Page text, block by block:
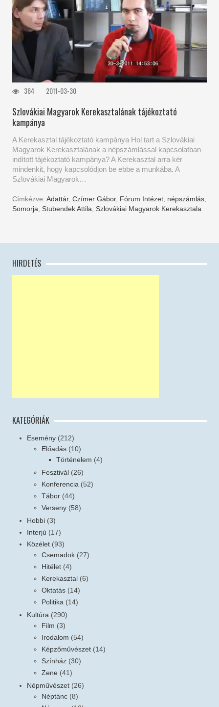
364 2011-03-30
Szlovákiai Magyarok Kerekasztalának tájékoztató
kampánya
A Kerekasztal tájékoztató kampánya Hol tart a Szlovákiai
Magyarok Kerekasztalának a népszámlással kapcsolatban
indított tájékoztató kampánya? A Kerekasztal arra kér
mindenkit, hogy kapcsolódjon be ebbe a munkába. A
Szlovákiai Magyarok…
Címkézve: Adattár, Czímer Gábor, Fórum Intézet népszámlás
Somorja
Stubendek Attila Szlovákiai Magyarok Kerekasztala
HIRDETÉS
KATEGÓRIÁK
Esemény (212)
Előadás (10)
Történelem (4)
Fesztivál (26)
Konferencia (52)
Tábor (44)
Verseny (58)
Hobbi (3)
Interjú (17)
Közélet (93)
Csemadok (27)
Hitélet (4)
Kerekasztal (6)
Oktatás (14)
Politika (14)
Kultúra (290)
Film (3)
Irodalom (54)
Képzőművészet (14)
Színház (30)
Zene (41)
Népművészet (26)
Néptánc (8)